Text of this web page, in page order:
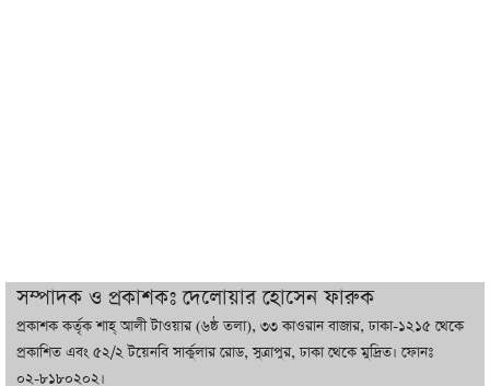
বাজারে কাঁচা মরিচে ‘আগুন’, ‘এত দাম তো
আগে দেখিনি’
সম্পাদক ও প্রকাশকঃ দেলোয়ার হোসেন ফারুক
প্রকাশক কর্তৃক শাহ্ আলী টাওয়ার (৬ষ্ঠ তলা), ৩৩ কাওরান বাজার, ঢাকা-১২১৫ থেকে
প্রকাশিত এবং ৫২/২ টয়েনবি সার্কুলার রোড, সুত্রাপুর, ঢাকা থেকে মুদ্রিত। ফোনঃ
০২-৮১৮০২০২।